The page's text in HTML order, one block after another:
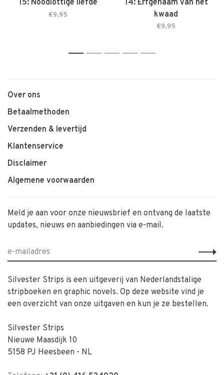
15: Noodlottige liefde
€9,95
14: Erfgenaam van het
kwaad
€9,95
1 2 3 4 5
Over ons
Betaalmethoden
Verzenden & levertijd
Klantenservice
Disclaimer
Algemene voorwaarden
Meld je aan voor onze nieuwsbrief en ontvang de laatste
updates, nieuws en aanbiedingen via e-mail.
Silvester Strips is een uitgeverij van Nederlandstalige
stripboeken en graphic novels. Op deze website vind je
een overzicht van onze uitgaven en kun je ze bestellen.
Silvester Strips
Nieuwe Maasdijk 10
5158 PJ Heesbeen - NL